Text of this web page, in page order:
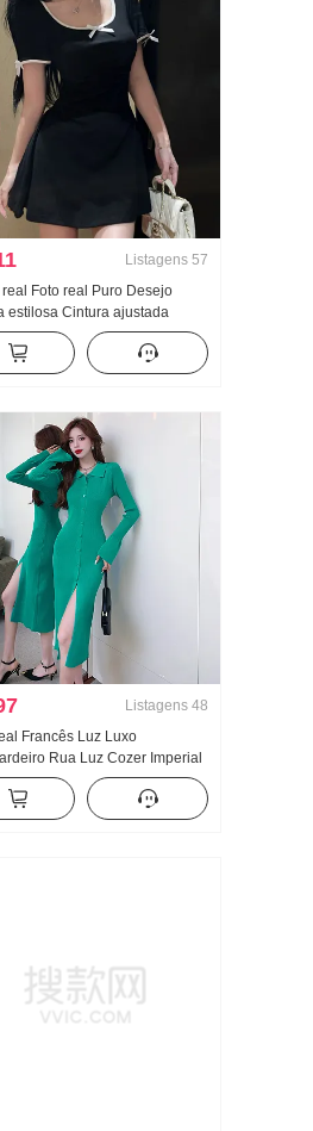
Listagens 57
real Foto real Puro Desejo
estilosa Cintura ajustada
Primeiro amor Preto Pompón
Colar Espinha de peixe
curta Vestido
Listagens 48
Francês Luz Luxo
Rua Luz Cozer Imperial
Vestido Inverno feminino
longo O fundo do poço Dentro
Elegância Avançado Sentido